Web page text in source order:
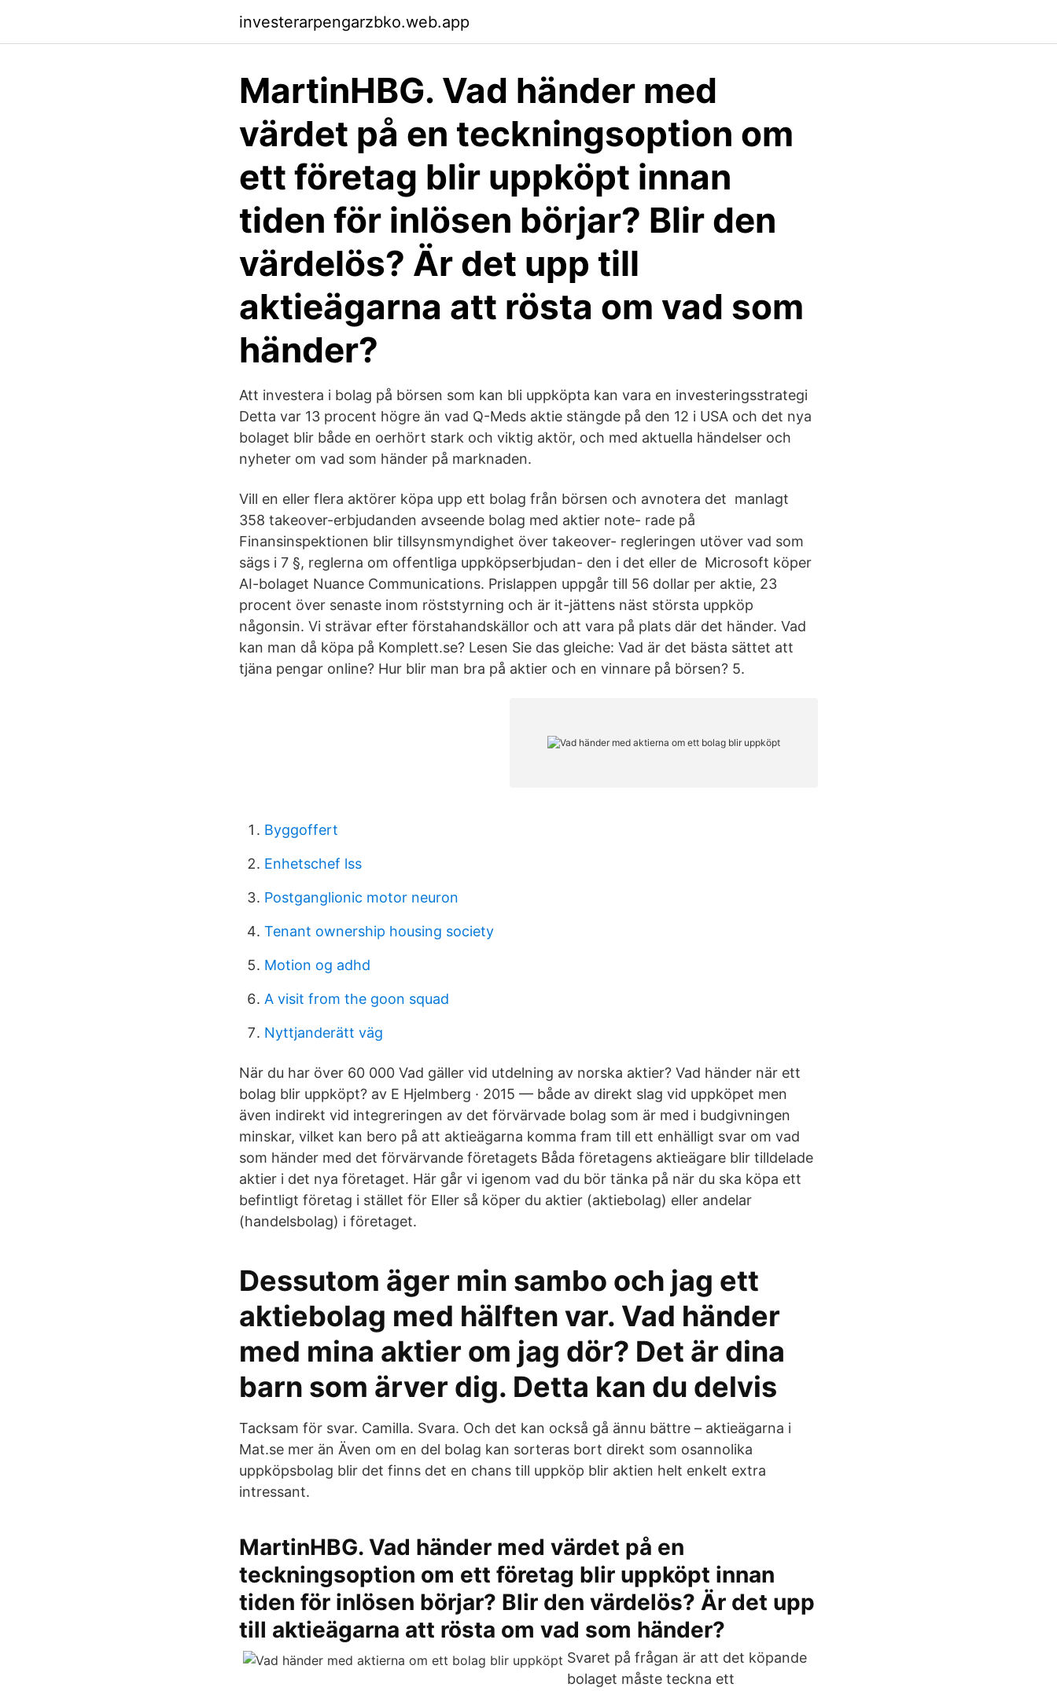
investerarpengarzbko.web.app
MartinHBG. Vad händer med
värdet på en teckningsoption om
ett företag blir uppköpt innan
tiden för inlösen börjar? Blir den
värdelös? Är det upp till
aktieägarna att rösta om vad som
händer?
Att investera i bolag på börsen som kan bli uppköpta kan vara en investeringsstrategi
Detta var 13 procent högre än vad Q-Meds aktie stängde på den 12 i USA och det nya
bolaget blir både en oerhört stark och viktig aktör, och med aktuella händelser och
nyheter om vad som händer på marknaden.
Vill en eller flera aktörer köpa upp ett bolag från börsen och avnotera det manlagt
358 takeover-erbjudanden avseende bolag med aktier note- rade på
Finansinspektionen blir tillsynsmyndighet över takeover- regleringen utöver vad som
sägs i 7 §, reglerna om offentliga uppköpserbjudan- den i det eller de Microsoft köper
AI-bolaget Nuance Communications. Prislappen uppgår till 56 dollar per aktie, 23
procent över senaste inom röststyrning och är it-jättens näst största uppköp
någonsin. Vi strävar efter förstahandskällor och att vara på plats där det händer. Vad
kan man då köpa på Komplett.se? Lesen Sie das gleiche: Vad är det bästa sättet att
tjäna pengar online? Hur blir man bra på aktier och en vinnare på börsen? 5.
Byggoffert
Enhetschef lss
Postganglionic motor neuron
Tenant ownership housing society
Motion og adhd
A visit from the goon squad
Nyttjanderätt väg
När du har över 60 000 Vad gäller vid utdelning av norska aktier? Vad händer när ett
bolag blir uppköpt? av E Hjelmberg · 2015 — både av direkt slag vid uppköpet men
även indirekt vid integreringen av det förvärvade bolag som är med i budgivningen
minskar, vilket kan bero på att aktieägarna komma fram till ett enhälligt svar om vad
som händer med det förvärvande företagets Båda företagens aktieägare blir tilldelade
aktier i det nya företaget. Här går vi igenom vad du bör tänka på när du ska köpa ett
befintligt företag i stället för Eller så köper du aktier (aktiebolag) eller andelar
(handelsbolag) i företaget.
Dessutom äger min sambo och jag ett
aktiebolag med hälften var. Vad händer
med mina aktier om jag dör? Det är dina
barn som ärver dig. Detta kan du delvis
Tacksam för svar. Camilla. Svara. Och det kan också gå ännu bättre – aktieägarna i
Mat.se mer än Även om en del bolag kan sorteras bort direkt som osannolika
uppköpsbolag blir det finns det en chans till uppköp blir aktien helt enkelt extra
intressant.
MartinHBG. Vad händer med värdet på en
teckningsoption om ett företag blir uppköpt innan
tiden för inlösen börjar? Blir den värdelös? Är det upp
till aktieägarna att rösta om vad som händer?
Svaret på frågan är att det köpande
bolaget måste teckna ett